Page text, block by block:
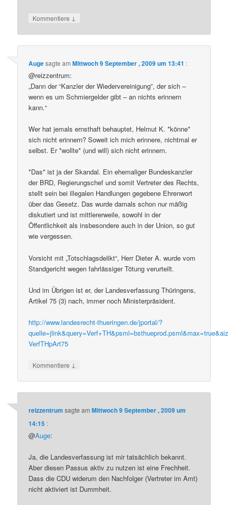
Kommentiere ↓
Augesagte amMittwoch 9 September , 2009 um 13:41 :
@reizzentrum:
„Dann der “Kanzler der Wiedervereinigung”, der sich –
wenn es um Schmiergelder gibt – an nichts erinnern
kann.“
Wer hat jemals ernsthaft behauptet, Helmut K. *könne*
sich nicht erinnern? Soweit ich mich erinnere, nichtmal er
selbst. Er *wollte* (und will) sich nicht erinnern.
*Das* ist ja der Skandal. Ein ehemaliger Bundeskanzler
der BRD, Regierungschef und somit Vertreter des Rechts,
stellt sein bei illegalen Handlungen gegebene Ehrenwort
über das Gesetz. Das wurde damals schon nur mäßig
diskutiert und ist mittlererweile, sowohl in der
Öffentlichkeit als insbesondere auch in der Union, so gut
wie vergessen.
Vorsicht mit „Totschlagsdelikt“, Herr Dieter A. wurde vom
Standgericht wegen fahrlässiger Tötung verurteilt.
Und im Übrigen ist er, der Landesverfassung Thüringens,
Artikel 75 (3) nach, immer noch Ministerpräsident.
http://www.landesrecht-thueringen.de/jportal/?
VerfTHpArt75
Kommentiere ↓
reizzentrum sagte amMittwoch 9 September , 2009 um
14:15 :
@Auge:
Ja, die Landesverfassung ist mir tatsächlich bekannt.
Aber diesen Passus aktiv zu nutzen ist eine Frechheit.
Dass die CDU widerum den Nachfolger (Vertreter im Amt)
nicht aktiviert ist Dummheit.